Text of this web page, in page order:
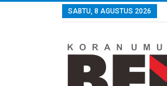
SABTU, 8 AGUSTUS 2026